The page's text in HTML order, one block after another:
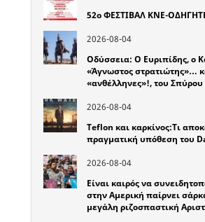
52o ΦΕΣΤΙΒΑΛ ΚΝΕ-
2026-08-04
Οδύσσεια: Ο Ευριπίδης, ο
«Άγνωστος στρατιώτης»…
«ανθέλληνες»!, του Σπύρου
2026-08-04
Teflon και καρκίνος:Τι
πραγματική υπόθεση του
2026-08-04
Είναι καιρός να
στην Αμερική παίρνει
μεγάλη ριζοσπαστική